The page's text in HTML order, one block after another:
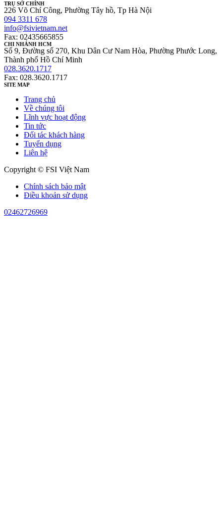
TRỤ SỞ CHÍNH
226 Võ Chí Công, Phường Tây hồ, Tp Hà Nội
094 3311 678
info@fsivietnam.net
Fax: 02435665855
CHI NHÁNH HCM
Số 9, Đường số 270, Khu Dân Cư Nam Hòa, Phường Phước Long,
Thành phố Hồ Chí Minh
028.3620.1717
Fax: 028.3620.1717
SITE MAP
Trang chủ
Về chúng tôi
Lĩnh vực hoạt động
Tin tức
Đối tác khách hàng
Tuyển dụng
Liên hệ
Copyright © FSI Việt Nam
Chính sách bảo mật
Điều khoản sử dụng
02462726969